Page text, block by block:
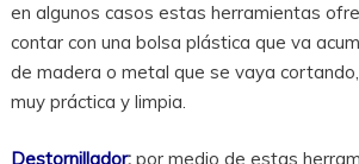
en algunos casos estas herramientas
contar con una bolsa plástica que va
de madera o metal que se vaya
muy práctica y limpia.
Destornillador: por medio de estas